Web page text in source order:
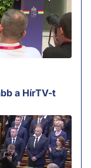
a HírTV-t